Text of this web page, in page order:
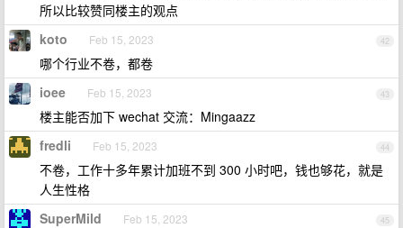
所以比较赞同楼主的观点
42
koto Feb 15, 2023
哪个行业不卷，都卷
43
ioee Feb 15, 2023
楼主能否加下 wechat 交流：Mingaazz
44
fredli Feb 15, 2023
不卷，工作十多年累计加班不到 300 小时吧，钱也够花，就是
人生性格
45
SuperMild Feb 15, 2023